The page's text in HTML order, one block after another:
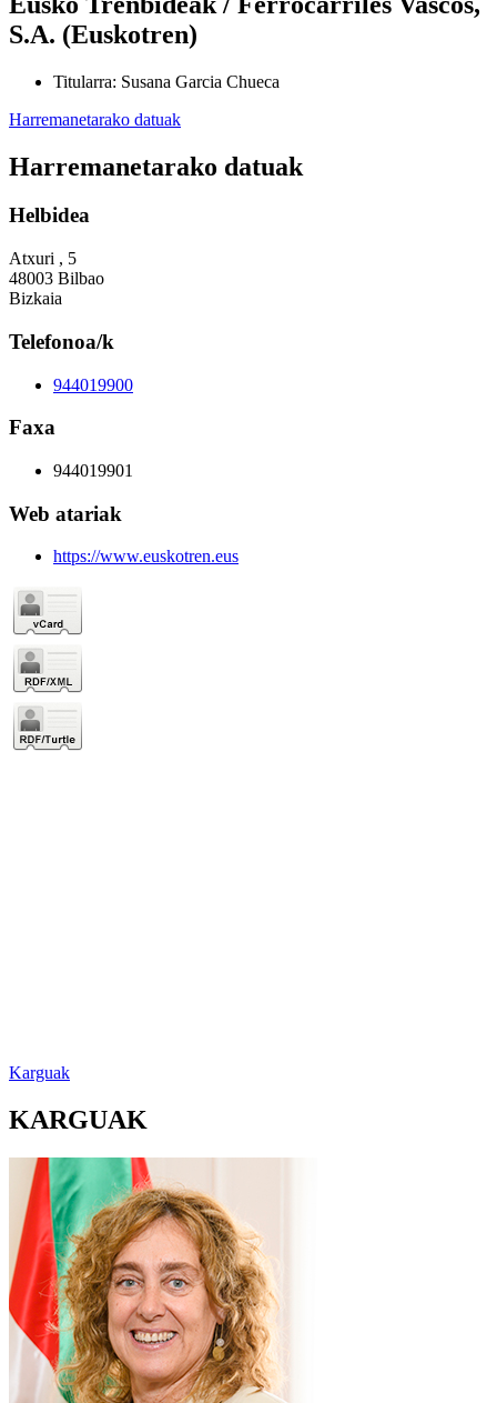
S.A. (Euskotren)
Titularra: Susana Garcia Chueca
Harremanetarako datuak
Harremanetarako datuak
Helbidea
Atxuri , 5
48003 Bilbao
Bizkaia
Telefonoa/k
944019900
Faxa
944019901
Web atariak
https://www.euskotren.eus
Karguak
KARGUAK